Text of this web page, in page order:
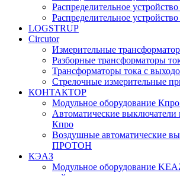
Распределительное
Распределительное
LOGSTRUP
Circutor
Измерительные
Pазборные трансформаторы
Трансформаторы тока с
Стрелочные измерительные
КОНТАКТОР
Модульное оборудование
Автоматические выключатели
Кпро
Воздушные автоматические
ПРОТОН
КЭАЗ
Модульное оборудование